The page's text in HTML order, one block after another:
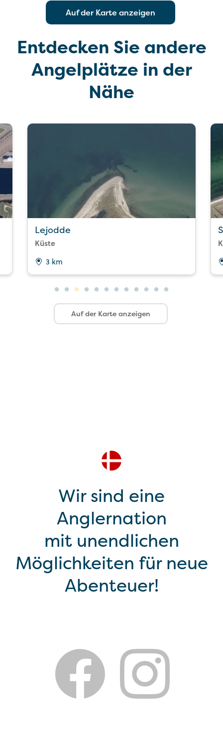
Auf der Karte anzeigen
Entdecken Sie andere
Angelplätze in der
Nähe
Lejodde
Küste
3 km
Auf der Karte anzeigen
Wir sind eine
Anglernation
mit unendlichen
Möglichkeiten für neue
Abenteuer!